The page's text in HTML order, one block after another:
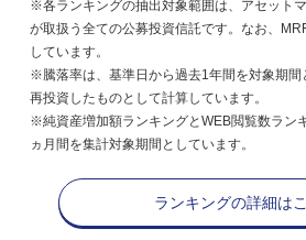
※各ランキングの抽出対象範囲は、アセット
が取扱う全ての公募投資信託です。なお、
しています。
※騰落率は、基準日から過去1年間を対象期間
再投資したものとして計算しています。
※純資産増加額ランキングとWEB閲覧数ラン
ヵ月間を集計対象期間としています。
ランキングの詳細は